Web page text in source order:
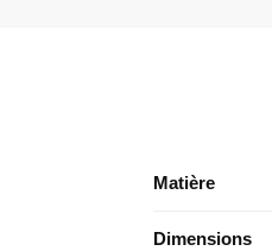
Matière
Dimensions